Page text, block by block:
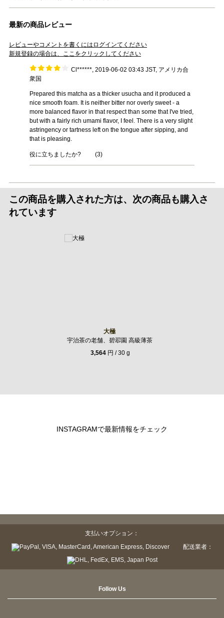
最新の商品レビュー
レビューやコメントを書くにはログインてください
新規登録の場合は、ここをクリックしてください
Cl******, 2019-06-02 03:43 JST, アメリカ合
衆国
Prepared this matcha as a thicker usucha and it produced a
nice smooth foam. It is neither bitter nor overly sweet - a
more balanced flavor in that respect than some that I've tried,
but with a fairly rich umami flavor, I feel. There is a very slight
astringency or tartness left on the tongue after sipping, and
that is pleasing.
役に立ちましたか? (3)
この商品を購入された方は、次の商品も購入さ
れています
大極
宇治茶の老舗、碧翆園 高級薄茶
3,564円 / 30 g
INSTAGRAMで最新情報をチェック
支払いオプション：
配送業者：
Follow Us